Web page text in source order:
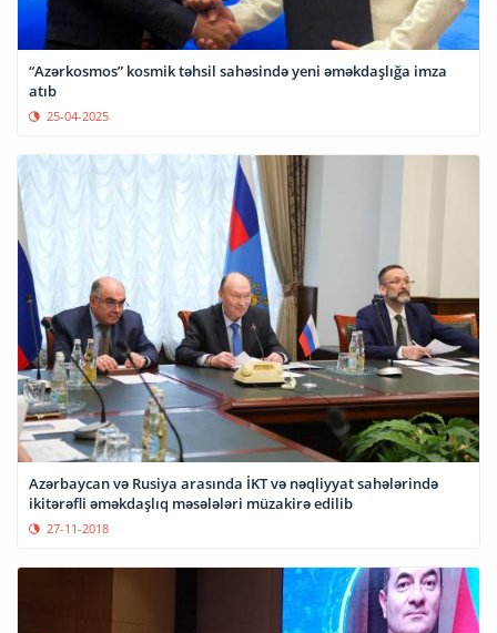
“Azərkosmos” kosmik təhsil sahəsində yeni əməkdaşlığa imza
atıb
25-04-2025
Azərbaycan və Rusiya arasında İKT və nəqliyyat sahələrində
ikitərəfli əməkdaşlıq məsələləri müzakirə edilib
27-11-2018